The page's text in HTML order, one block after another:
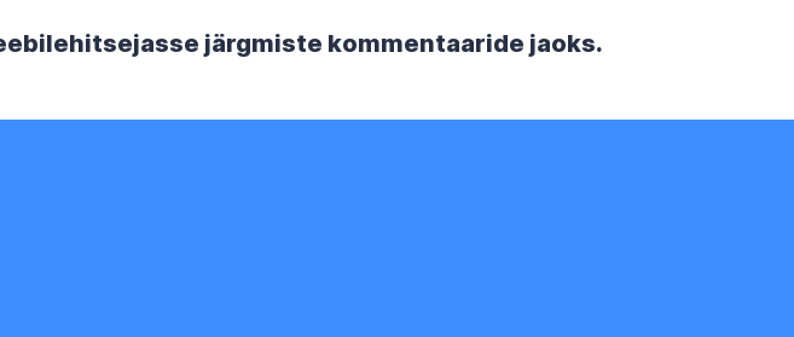
järgmiste kommentaaride jaoks.